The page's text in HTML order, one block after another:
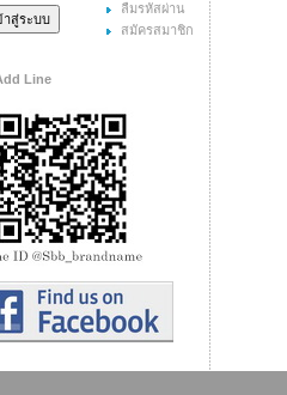
ลืมรหัสผ่าน
สมัครสมาชิก
Line